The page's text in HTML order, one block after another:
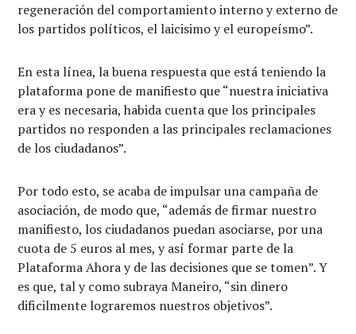
regeneración del comportamiento interno y externo de
los partidos políticos, el laicisimo y el europeísmo”.
En esta línea, la buena respuesta que está teniendo la
plataforma pone de manifiesto que “nuestra iniciativa
era y es necesaria, habida cuenta que los principales
partidos no responden a las principales reclamaciones
de los ciudadanos”.
Por todo esto, se acaba de impulsar una campaña de
asociación, de modo que, “además de firmar nuestro
manifiesto, los ciudadanos puedan asociarse, por una
cuota de 5 euros al mes, y así formar parte de la
Plataforma Ahora y de las decisiones que se tomen”. Y
es que, tal y como subraya Maneiro, “sin dinero
dificilmente lograremos nuestros objetivos”.